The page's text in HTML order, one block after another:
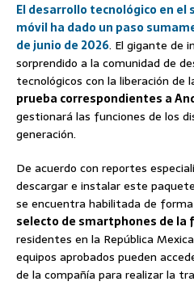
El desarrollo tecnológico en
móvil ha dado un paso
de junio de 2026. El gigante de
sorprendido a la comunidad de
tecnológicos con la liberación de
prueba correspondientes a
gestionará las funciones de los
generación.
De acuerdo con reportes
descargar e instalar este
se encuentra habilitada de
selecto de smartphones de la
residentes en la República
equipos aprobados pueden
de la compañía para realizar la